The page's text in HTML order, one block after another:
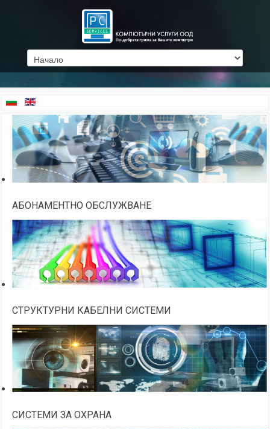
АБОНАМЕНТНО ОБСЛУЖВАНЕ
СТРУКТУРНИ КАБЕЛНИ СИСТЕМИ
СИСТЕМИ ЗА ОХРАНА